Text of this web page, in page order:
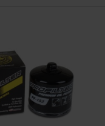
$33.000
oferta (15)